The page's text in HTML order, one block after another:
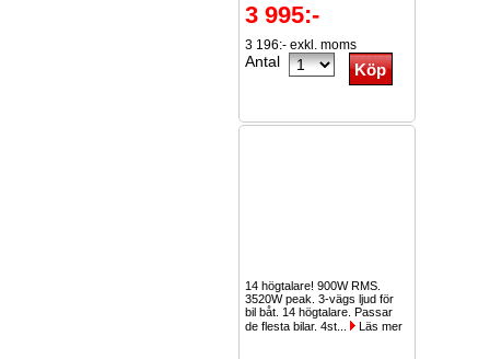
3 995:-
3 196:- exkl. moms
Antal
14 högtalare! 900W RMS.
3520W peak. 3-vägs ljud för
bil båt. 14 högtalare. Passar
de flesta bilar. 4st...
Läs mer